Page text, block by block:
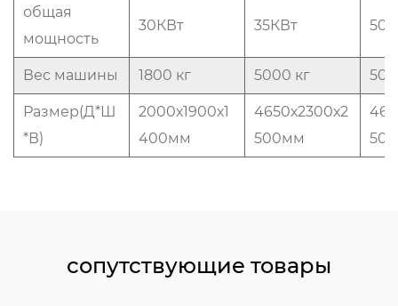
общая
мощность
30КВт 35КВт
Вес машины 1800 кг 5000 кг
Размер(Д*Ш
*В)
2000х1900х1
400мм
4650х2300х2
500мм
сопутствующие товары